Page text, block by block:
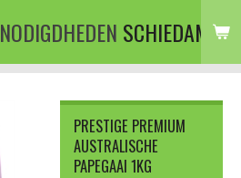
SCHIEDAM
PRESTIGE PREMIUM
AUSTRALISCHE
PAPEGAAI 1KG